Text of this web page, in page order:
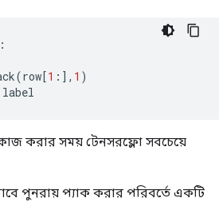
(row[1 :], 1 )
label
করার সময় টেনসরফ্লো সবচেয়ে
পুনরায় প্যাক করার পরিবর্তে একটি